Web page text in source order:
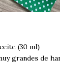
(30 ml)
grandes de